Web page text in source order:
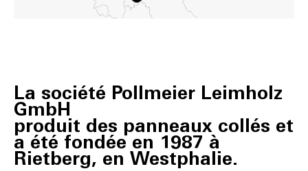
La société Pollmeier Leimholz
GmbH
produit des panneaux collés et
a été fondée en 1987 à
Rietberg, en Westphalie.